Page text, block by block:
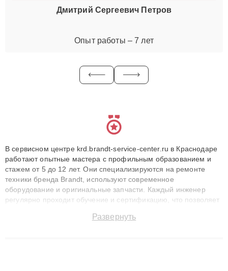
Дмитрий Сергеевич Петров
Опыт работы – 7 лет
В сервисном центре krd.brandt-service-center.ru в Краснодаре
работают опытные мастера с профильным образованием и
стажем от 5 до 12 лет. Они специализируются на ремонте
техники бренда Brandt, используют современное
оборудование и оригинальные запчасти. Каждый инженер
регулярно проходит обучение и сертификацию, что позволяет
технику с сохранением гарантии до 3 лет. Наши мастера
Развернуть